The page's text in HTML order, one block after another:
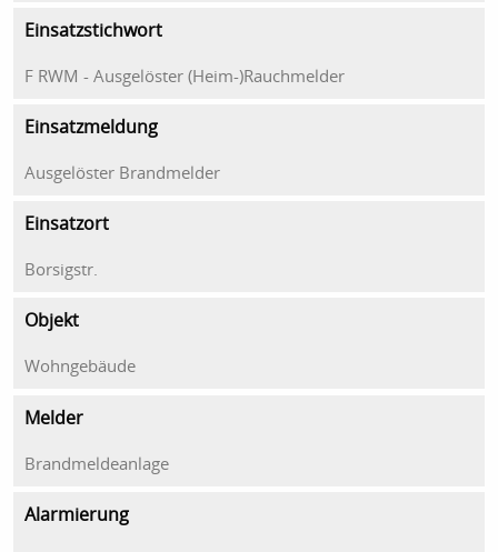
Einsatzstichwort
F RWM - Ausgelöster (Heim-)Rauchmelder
Einsatzmeldung
Ausgelöster Brandmelder
Einsatzort
Borsigstr.
Objekt
Wohngebäude
Melder
Brandmeldeanlage
Alarmierung